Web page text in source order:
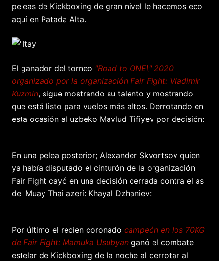
peleas de Kickboxing de gran nivel le hacemos eco
aquí en Patada Alta.
El ganador del torneo "Road to ONE\" 2020
organizado por la organización Fair Fight: Vladimir
Kuzmin, sigue mostrando su talento y mostrando
que está listo para vuelos más altos. Derrotando en
esta ocasión al uzbeko Mavlud Tifiyev por decisión:
En una pelea posterior; Alexander Skvortsov quien
ya había disputado el cinturón de la organización
Fair Fight cayó en una decisión cerrada contra el as
del Muay Thai azerí: Khayal Dzhaniev:
Por último el recien coronado campeón en los 70KG
de Fair Fight: Mamuka Usubyan ganó el combate
estelar de Kickboxing de la noche al derrotar al